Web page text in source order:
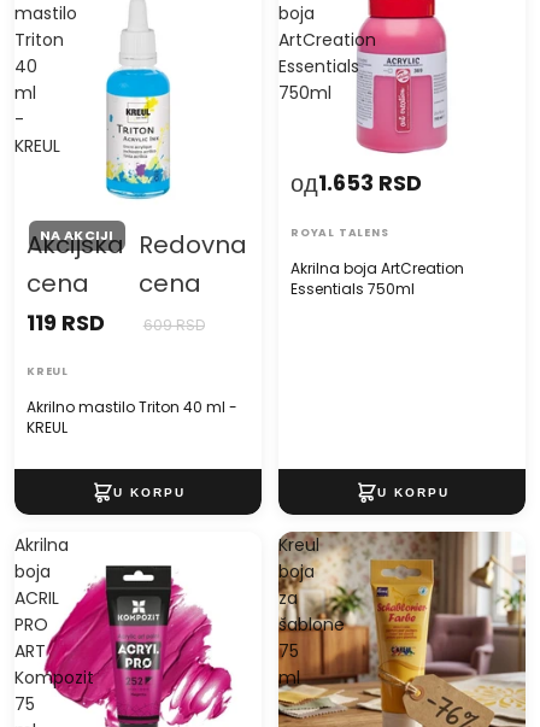
mastilo
Triton
40
ml
-
KREUL
NA AKCIJI
Akrilno mastilo Triton 40 ml -
KREUL
Akcijska
cena
119 RSD
Redovna
cena
609 RSD
KREUL
boja
ArtCreation
Essentials
750ml
Akrilna boja ArtCreation
Essentials 750ml
од1.653 RSD
ROYAL TALENS
Akrilna
boja
ACRIL
PRO
ART
Kompozit
75
Kreul
boja
za
šablone
75
ml